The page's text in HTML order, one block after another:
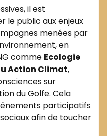
il est
le public aux enjeux
menées par
en
comme Ecologie
Action Climat,
sur
du Golfe. Cela
participatifs
afin de toucher